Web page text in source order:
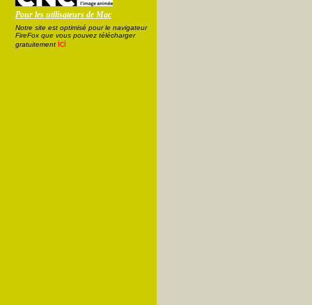
Pour les utilisateurs de Mac
Notre site est optimisé pour le navigateur
FireFox que vous pouvez télécharger
gratuitement ici